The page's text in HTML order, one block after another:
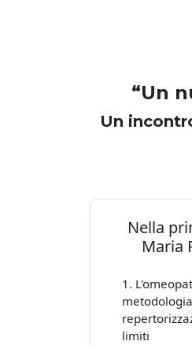
“Un
Un
Nella
Maria
limiti